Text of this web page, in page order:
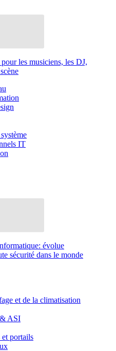
les musiciens, les DJ,
IT
évolue
sécurité dans le monde
et de la climatisation
ASI
et portails